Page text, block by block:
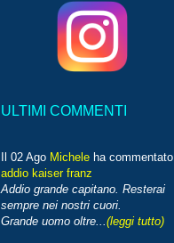
ULTIMI COMMENTI
Il 02 Ago Michele ha commentato
addio kaiser franz
Addio grande capitano. Resterai
sempre nei nostri cuori.
Grande uomo oltre... (leggi tutto)